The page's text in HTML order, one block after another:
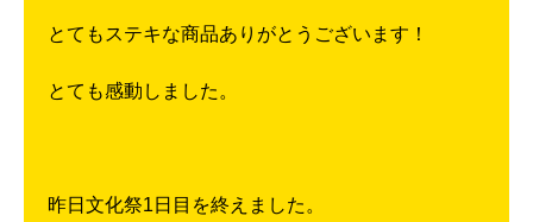
とてもステキな商品ありがとうございます！
とても感動しました。
昨日文化祭1日目を終えました。